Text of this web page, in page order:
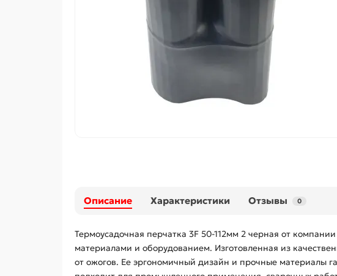
Описание Характеристики Отзывы 0
Термоусадочная перчатка 3F 50-112мм 2 черная от
материалами и оборудованием. Изготовленная из
от ожогов. Ее эргономичный дизайн и прочные материалы